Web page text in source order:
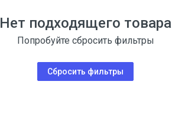
Нет подходящего товара
Попробуйте сбросить фильтры
Сбросить фильтры